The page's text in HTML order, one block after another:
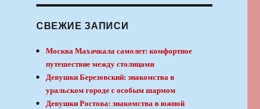
СВЕЖИЕ ЗАПИСИ
Москва Махачкала самолет: комфортное
путешествие между столицами
Девушки Березовский: знакомства в
уральском городе с особым шармом
Девушки Ростова: знакомства в южной